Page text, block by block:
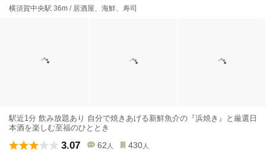
横須賀中央駅 36m / 居酒屋、海鮮、寿司
駅近1分 飲み放題あり 自分で焼きあげる新鮮魚介の『浜焼き』と厳選日
本酒を楽しむ至福のひととき
3.07 62 人 430 人